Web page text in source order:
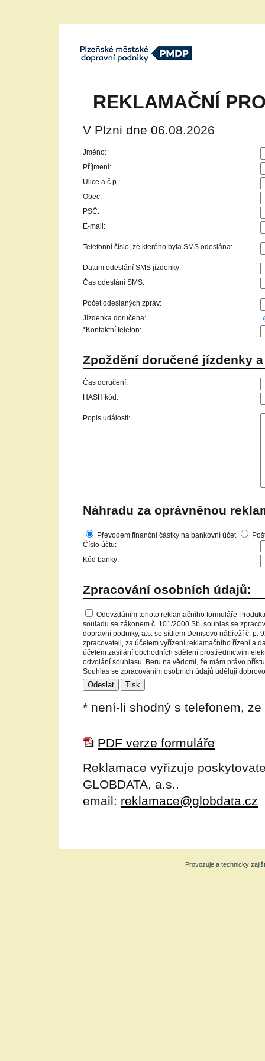
a.s.
REKLAMAČNÍ
V Plzni dne 06.08.2026
Jméno:
Příjmení:
Ulice a č.p.:
Obec:
PSČ:
E-mail:
Telefonní číslo, ze kterého byla SMS odeslána:
Datum odeslání SMS jízdenky:
Čas odeslání SMS:
Počet odeslaných zpráv:
Jízdenka doručena:
*Kontaktní telefon:
Zpoždění doručené jízdenky
Čas doručení:
HASH kód:
Popis události:
Náhradu za oprávněnou
Převodem finanční částky na bankovní účet
Číslo účtu:
Kód banky:
Zpracování osobních údajů:
Odevzdáním tohoto reklamačního formuláře
souladu se zákonem č. 101/2000 Sb. souhlas se
dopravní podniky, a.s. se sídlem Denisovo nábřeží č. p.
zpracovateli, za účelem vyřízení reklamačního řízení a
účelem zasílání obchodních sdělení prostřednictvím
odvolání souhlasu. Beru na vědomí, že mám právo
Souhlas se zpracováním osobních údajů uděluji
* není-li shodný s telefonem,
PDF verze formuláře
Reklamace vyřizuje
GLOBDATA, a.s..
email: reklamace@globdata.cz
Provozuje a technicky